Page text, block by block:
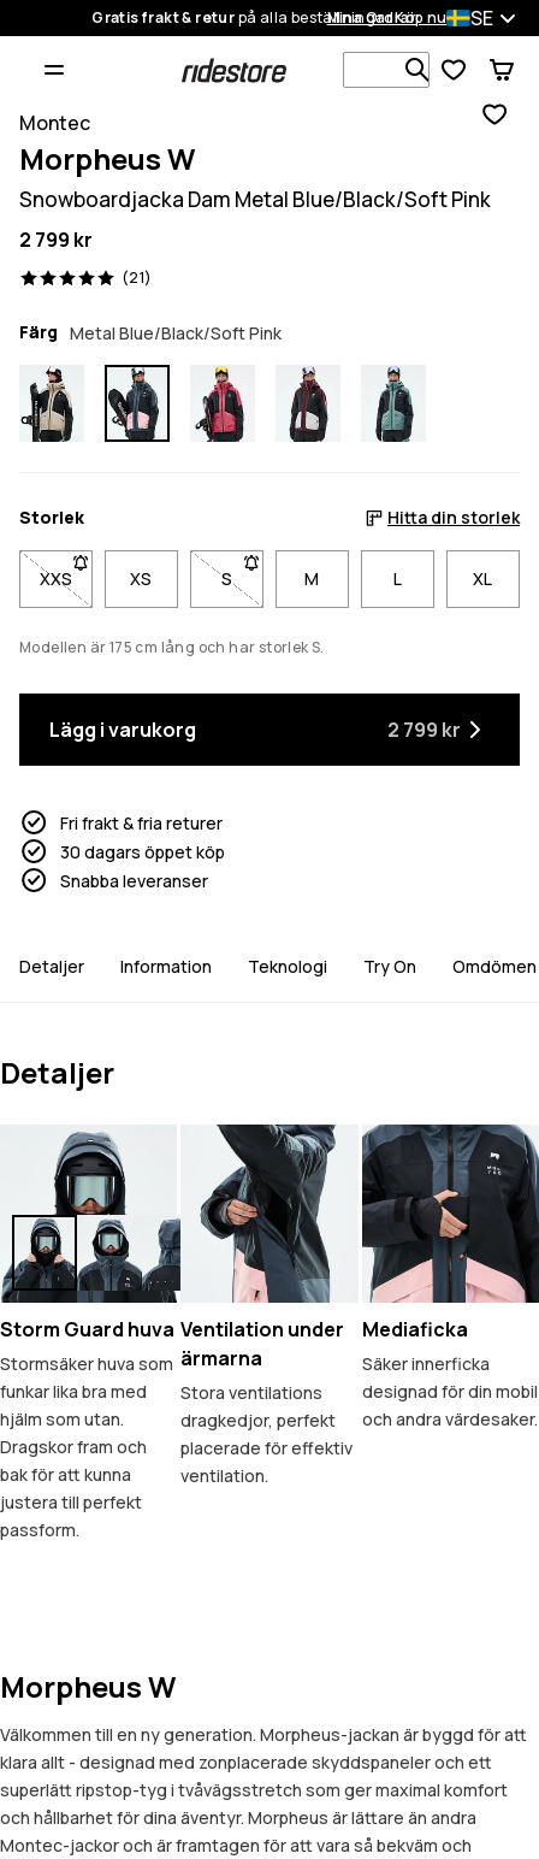
Gratis frakt & returpå alla beställningarKöp nu
Mina Ordrar SE
Sök bland
Montec
Morpheus W
Snowboardjacka Dam Metal Blue/Black/Soft Pink
2 799 kr
(21)
21 recensioner, 5/5
Färg Metal Blue/Black/Soft Pink
Storlek Hitta din storlek
XXS- Storlek XXS är inte tillgänglig. Klicka för att bli meddelad
XS S- Storlek S är inte tillgänglig. Klicka för
M L XL
Modellen är 175 cm lång och har storlek S.
Lägg i varukorg 2 799 kr
Fri frakt & fria returer
30 dagars öppet köp
Snabba leveranser
Detaljer Information Teknologi Try On Omdömen
Detaljer
Storm Guard huva
Stormsäker huva som
funkar lika bra med
hjälm som utan.
Dragskor fram och
bak för att kunna
justera till perfekt
passform.
Ventilation under
ärmarna
Stora ventilations
dragkedjor, perfekt
placerade för effektiv
ventilation.
Mediaficka
Säker innerficka
designad för din mobil
och andra värdesaker.
Morpheus W
Välkommen till en ny generation. Morpheus-jackan är byggd för att
klara allt - designad med zonplacerade skyddspaneler och ett
superlätt ripstop-tyg i tvåvägsstretch som ger maximal komfort
och hållbarhet för dina äventyr. Morpheus är lättare än andra
Montec-jackor och är framtagen för att vara så bekväm och